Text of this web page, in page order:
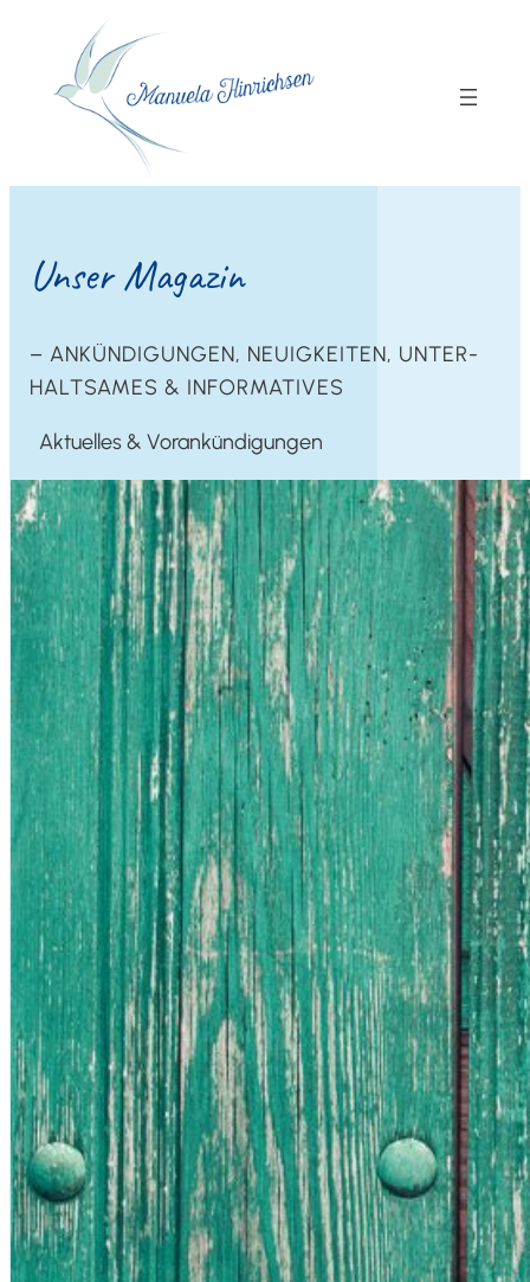
Unser Maga­zin
– ANKÜN­DI­GUN­GEN, NEU­IG­KEI­TEN, UNTER­
HALT­SA­MES & INFORMATIVES
Aktu­el­les & Vorankündigungen